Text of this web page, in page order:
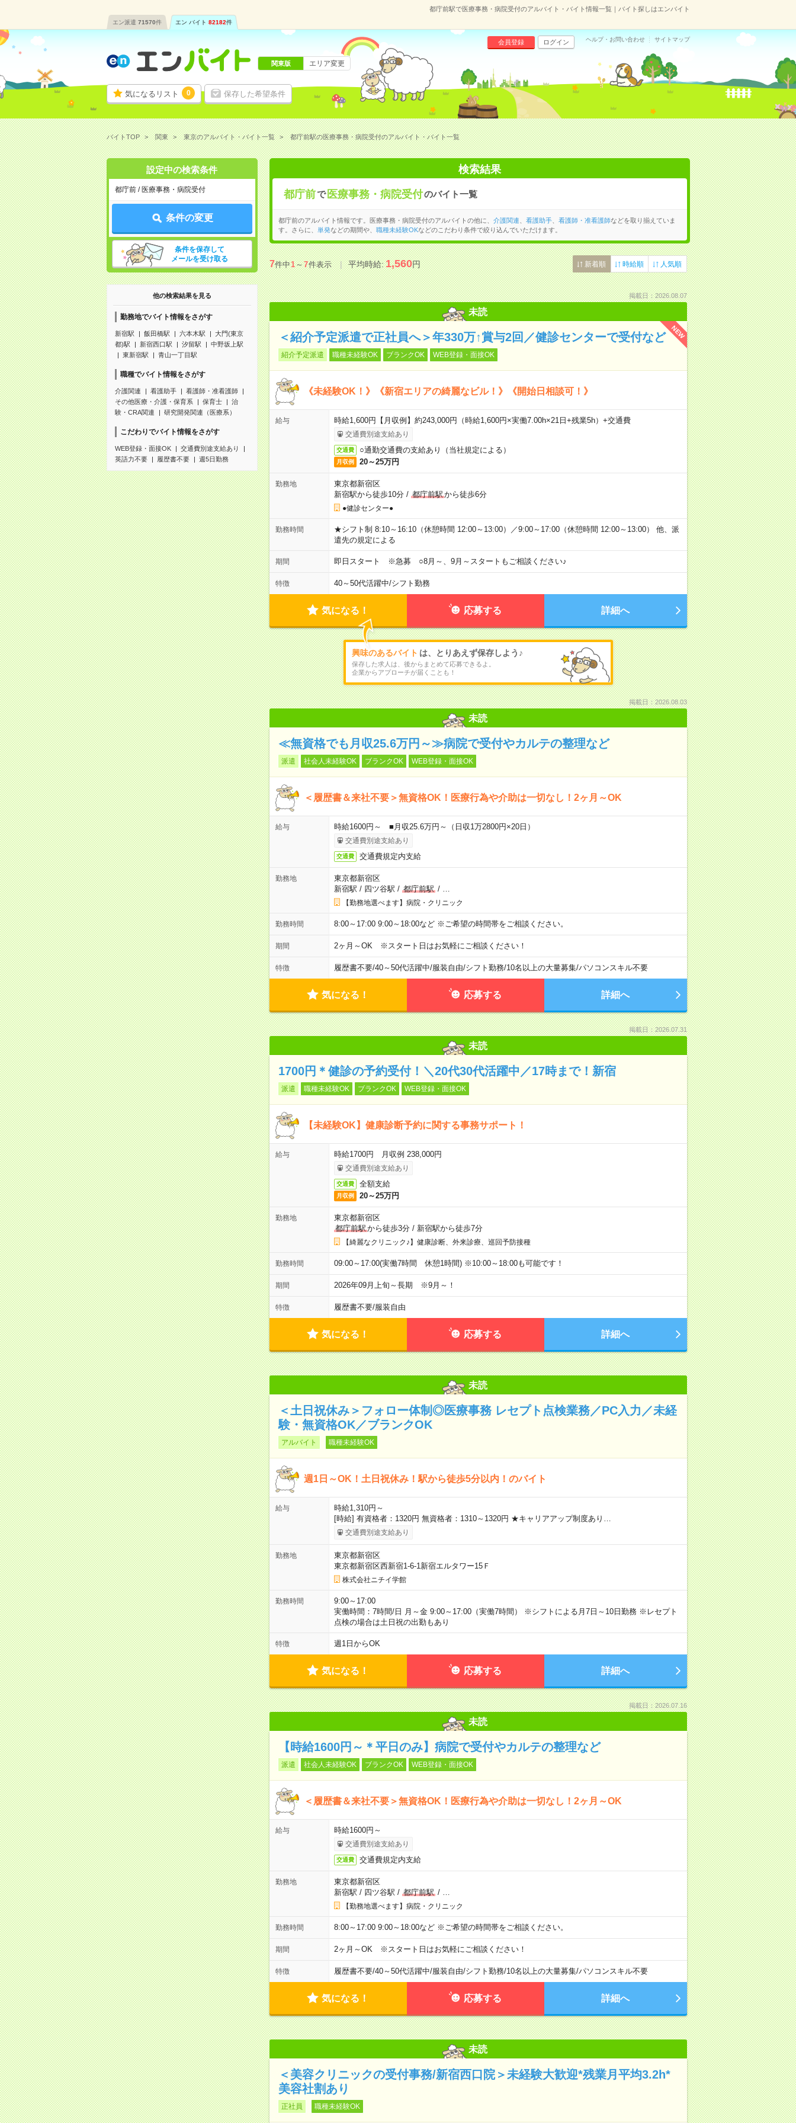
都庁前駅で医療事務・病院受付のアルバイト・バイト情報一覧｜バイト探しはエンバイト
エン派遣 71570件 エン バイト 82182件
気になるリスト 0 保存した希望条件
会員登録 ログイン ヘルプ・お問い合わせ サイトマップ
関東版 エリア変更
バイトTOP 関東 東京のアルバイト・バイト一覧 都庁前駅の医療事務・病院受付のアルバイト・バイト一覧
設定中の検索条件
都庁前 / 医療事務・病院受付
条件の変更
条件を保存して
メールを受け取る
他の検索結果を見る
勤務地でバイト情報をさがす
新宿駅 飯田橋駅 六本木駅
大門(東京
都)駅
新宿西口駅 汐留駅
中野坂上駅
東新宿駅
青山一丁目駅
職種でバイト情報をさがす
介護関連 看護助手
看護師・准看護師
その他医療・介護・保育系
保育士
治
験・CRA関連
研究開発関連（医療系）
こだわりでバイト情報をさがす
WEB登録・面接OK
交通費別途支給あり
英語力不要
履歴書不要 週5日勤務
検索結果
都庁前で 医療事務・病院受付のバイト一覧
都庁前のアルバイト情報です。医療事務・病院受付のアルバイトの他に、 介護関連 看護助手、 看護師・准看護師などを取り揃えていま
す。さらに、
単発などの期間や、 職種未経験OKなどのこだわり条件で絞り込んでいただけます。
7件中1～7件表示 平均時給:1,560円 新着順 時給順 人気順
掲載日：2026.08.07
未読
NEW
＜紹介予定派遣で正社員へ＞年330万↑賞与2回／健診センターで受付など
紹介予定派遣 職種未経験OK ブランクOK WEB登録・面接OK
《未経験OK！》《新宿エリアの綺麗なビル！》《開始日相談可！》
給与 時給1,600円【月収例】約243,000円（時給1,600円×実働7.00h×21日+残業5h）+交通費
交通費別途支給あり
交通費 ○通勤交通費の支給あり（当社規定による）
月収例 20～25万円
勤務地
東京都新宿区
新宿駅から徒歩10分/ 都庁前駅から徒歩6分
●健診センター●
勤務時間
★シフト制 8:10～16:10（休憩時間 12:00～13:00）／9:00～17:00（休憩時間 12:00～13:00） 他、派
遣先の規定による
期間 即日スタート ※急募 ○8月～、9月～スタートもご相談ください♪
特徴 40～50代活躍中/シフト勤務
気になる！ 応募する 詳細へ
興味のあるバイト は、とりあえず保存しよう♪
保存した求人は、後からまとめて応募できるよ。
企業からアプローチが届くことも！
掲載日：2026.08.03
未読
≪無資格でも月収25.6万円～≫病院で受付やカルテの整理など
派遣 社会人未経験OK ブランクOK WEB登録・面接OK
＜履歴書＆来社不要＞無資格OK！医療行為や介助は一切なし！2ヶ月～OK
給与 時給1600円～ ■月収25.6万円～（日収1万2800円×20日）
交通費別途支給あり
交通費 交通費規定内支給
勤務地
東京都新宿区
新宿駅 / 四ツ谷駅 / 都庁前駅/
【勤務地選べます】病院・クリニック
勤務時間 8:00～17:00 9:00～18:00など ※ご希望の時間帯をご相談ください。
期間 2ヶ月～OK ※スタート日はお気軽にご相談ください！
特徴 履歴書不要/40～50代活躍中/服装自由/シフト勤務/10名以上の大量募集/パソコンスキル不要
気になる！ 応募する 詳細へ
掲載日：2026.07.31
未読
1700円＊健診の予約受付！＼20代30代活躍中／17時まで！新宿
派遣 職種未経験OK ブランクOK WEB登録・面接OK
【未経験OK】健康診断予約に関する事務サポート！
給与 時給1700円 月収例 238,000円
交通費別途支給あり
交通費 全額支給
月収例 20～25万円
勤務地
東京都新宿区
都庁前駅から徒歩3分/ 新宿駅から徒歩7分
【綺麗なクリニック♪】健康診断、外来診療、巡回予防接種
勤務時間 09:00～17:00(実働7時間 休憩1時間) ※10:00～18:00も可能です！
期間 2026年09月上旬～長期 ※9月～！
特徴 履歴書不要/服装自由
気になる！ 応募する 詳細へ
未読
＜土日祝休み＞フォロー体制◎医療事務 レセプト点検業務／PC入力／未経
験・無資格OK／ブランクOK
アルバイト 職種未経験OK
週1日～OK！土日祝休み！駅から徒歩5分以内！のバイト
給与
時給1,310円～
[時給] 有資格者：1320円 無資格者：1310～1320円 ★キャリアアップ制度あり…
交通費別途支給あり
勤務地
東京都新宿区
東京都新宿区西新宿1-6-1新宿エルタワー15Ｆ
株式会社ニチイ学館
勤務時間
9:00～17:00
実働時間：7時間/日 月～金 9:00～17:00（実働7時間） ※シフトによる月7日～10日勤務 ※レセプト
点検の場合は土日祝の出勤もあり
特徴 週1日からOK
気になる！ 応募する 詳細へ
掲載日：2026.07.16
未読
【時給1600円～＊平日のみ】病院で受付やカルテの整理など
派遣 社会人未経験OK ブランクOK WEB登録・面接OK
＜履歴書＆来社不要＞無資格OK！医療行為や介助は一切なし！2ヶ月～OK
給与 時給1600円～
交通費別途支給あり
交通費 交通費規定内支給
勤務地
東京都新宿区
新宿駅 / 四ツ谷駅 / 都庁前駅/
【勤務地選べます】病院・クリニック
勤務時間 8:00～17:00 9:00～18:00など ※ご希望の時間帯をご相談ください。
期間 2ヶ月～OK ※スタート日はお気軽にご相談ください！
特徴 履歴書不要/40～50代活躍中/服装自由/シフト勤務/10名以上の大量募集/パソコンスキル不要
気になる！ 応募する 詳細へ
未読
＜美容クリニックの受付事務/新宿西口院＞未経験大歓迎*残業月平均3.2h*
美容社割あり
正社員 職種未経験OK